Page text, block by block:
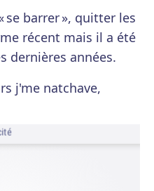
se barrer », quitter les
récent mais il a été
dernières années.
j'me natchave,